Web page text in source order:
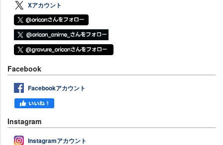
Xアカウント
Facebook
Facebookアカウント
Instagram
Instagramアカウント